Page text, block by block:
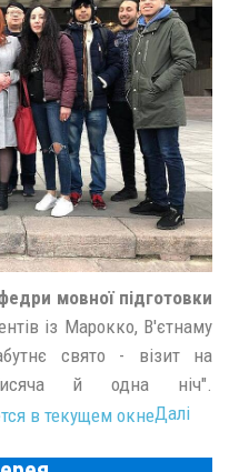
мовної підготовки
із Марокко, В'єтнаму
свято - візит на
й одна ніч".
Далі